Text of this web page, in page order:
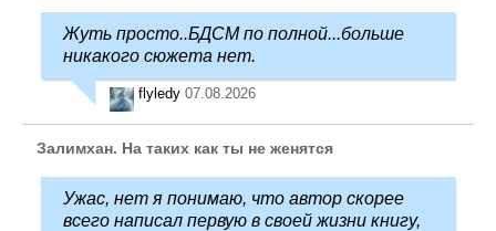
Жуть просто..БДСМ по полной...больше
никакого сюжета нет.
flyledy 07.08.2026
Залимхан. На таких как ты не женятся
Ужас, нет я понимаю, что автор скорее
всего написал первую в своей жизни книгу,